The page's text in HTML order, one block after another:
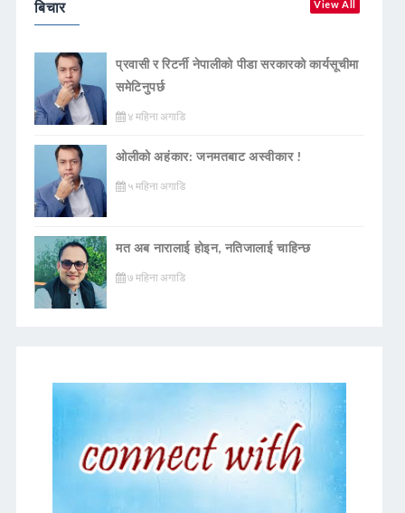
बिचार View All
प्रवासी र रिटर्नी नेपालीको पीडा सरकारको कार्यसूचीमा
समेटिनुपर्छ
४ महिना अगाडि
ओलीको अहंकार: जनमतबाट अस्वीकार !
५ महिना अगाडि
मत अब नारालाई होइन, नतिजालाई चाहिन्छ
७ महिना अगाडि